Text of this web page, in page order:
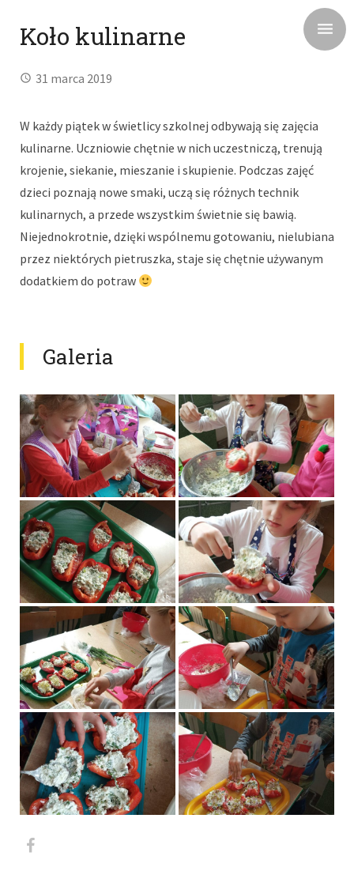
Koło kulinarne
31 marca 2019
W każdy piątek w świetlicy szkolnej odbywają się zajęcia
kulinarne. Uczniowie chętnie w nich uczestniczą, trenują
krojenie, siekanie, mieszanie i skupienie. Podczas zajęć
dzieci poznają nowe smaki, uczą się różnych technik
kulinarnych, a przede wszystkim świetnie się bawią.
Niejednokrotnie, dzięki wspólnemu gotowaniu, nielubiana
przez niektórych pietruszka, staje się chętnie używanym
dodatkiem do potraw
Galeria